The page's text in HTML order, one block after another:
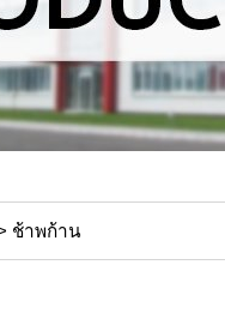
ช้าพก้าน